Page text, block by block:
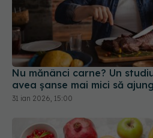
Nu mănânci carne? Un
avea șanse mai mici să
31 ian 2026, 15:00